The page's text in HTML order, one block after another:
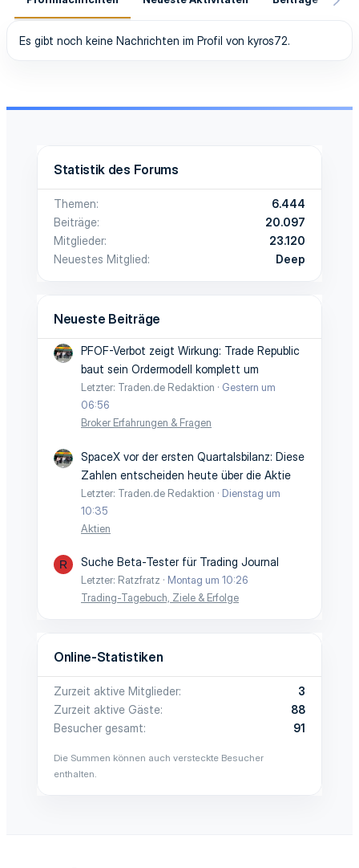
Es gibt noch keine Nachrichten im Profil von kyros72.
Statistik des Forums
Themen
6.444
Beiträge
20.097
Mitglieder
23.120
Neuestes Mitglied
Deep
Neueste Beiträge
PFOF-Verbot zeigt Wirkung: Trade Republic
baut sein Ordermodell komplett um
Letzter: Traden.de Redaktion
Gestern um
06:56
Broker Erfahrungen & Fragen
SpaceX vor der ersten Quartalsbilanz: Diese
Zahlen entscheiden heute über die Aktie
Letzter: Traden.de Redaktion
Dienstag um
10:35
Aktien
R Suche Beta-Tester für Trading Journal
Letzter: Ratzfratz
Montag um 10:26
Trading-Tagebuch, Ziele & Erfolge
Online-Statistiken
Zurzeit aktive Mitglieder
3
Zurzeit aktive Gäste
88
Besucher gesamt
91
Die Summen können auch versteckte Besucher
enthalten.